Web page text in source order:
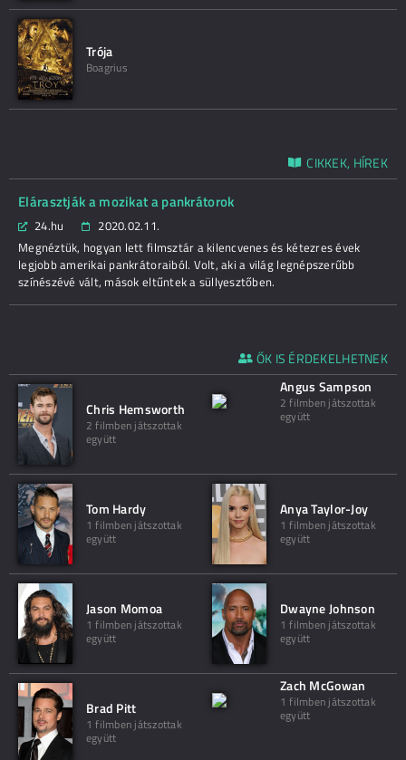
Trója
Boagrius
CIKKEK, HÍREK
Elárasztják a mozikat a pankrátorok
24.hu
2020.02.11.
Megnéztük, hogyan lett filmsztár a kilencvenes és kétezres évek
legjobb amerikai pankrátoraiból. Volt, aki a világ legnépszerűbb
színészévé vált, mások eltűntek a süllyesztőben.
ŐK IS ÉRDEKELHETNEK
Chris Hemsworth
2 filmben játszottak
együtt
Angus Sampson
2 filmben játszottak
együtt
Tom Hardy
1 filmben játszottak
együtt
Anya Taylor-Joy
1 filmben játszottak
együtt
Jason Momoa
1 filmben játszottak
együtt
Dwayne Johnson
1 filmben játszottak
együtt
Brad Pitt
1 filmben játszottak
együtt
Zach McGowan
1 filmben játszottak
együtt